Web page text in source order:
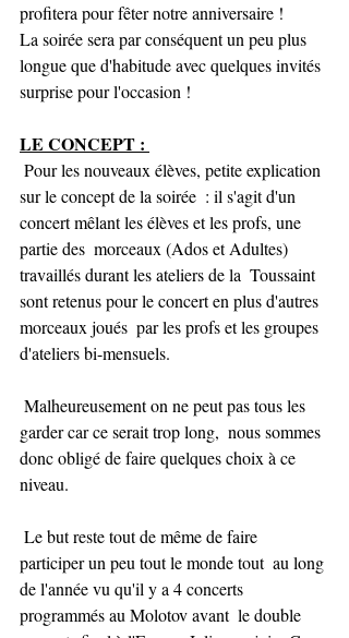
profitera pour fêter notre anniversaire !
La soirée sera par conséquent un peu plus
longue que d'habitude avec quelques invités
surprise pour l'occasion !
LE CONCEPT :
sur le concept de la soirée  : il s'agit d'un
concert mêlant les élèves et les profs, une
partie des  morceaux (Ados et Adultes)
travaillés durant les ateliers de la  Toussaint
sont retenus pour le concert en plus d'autres
morceaux joués  par les profs et les groupes
d'ateliers bi-mensuels.
garder car ce serait trop long,  nous sommes
donc obligé de faire quelques choix à ce
niveau.
participer un peu tout le monde tout  au long
de l'année vu qu'il y a 4 concerts
programmés au Molotov avant  le double